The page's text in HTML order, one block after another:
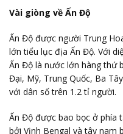
Vài giòng về Ấn Độ
Ấn Độ được người Trung
lớn tiểu lục địa Ấn Độ. Với
Ấn Độ là nước lớn hàng thứ
Đại, Mỹ, Trung Quốc, Ba
với dân số trên 1.2 tỉ người.
Ấn Độ được bao bọc ở phía
bởi Vịnh Bengal và tây nam